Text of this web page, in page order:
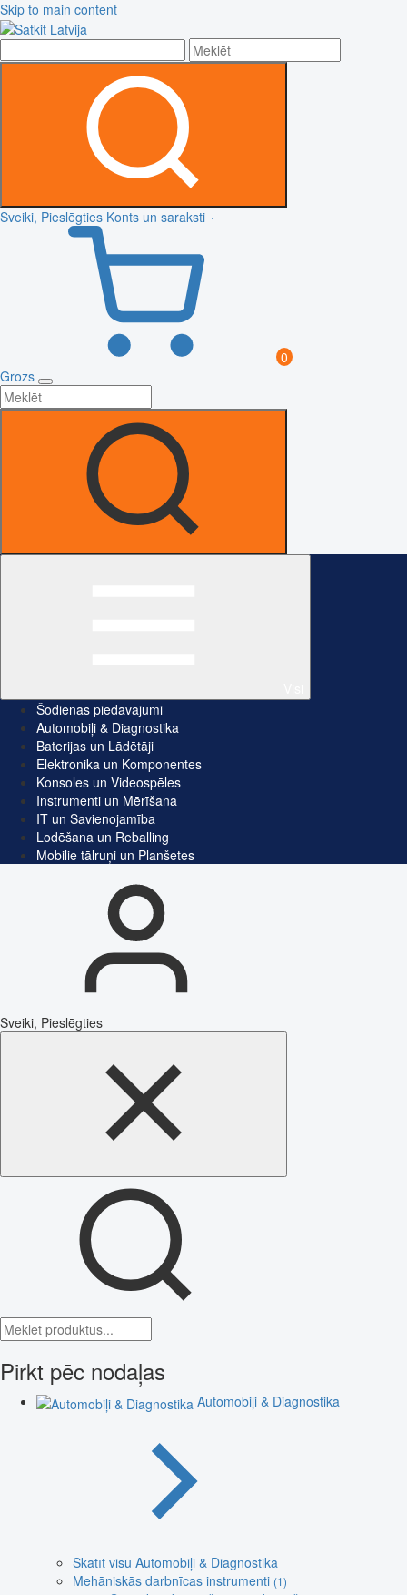
Skip to main content
Sveiki, Pieslēgties Konts un saraksti
0
Grozs
Šodienas piedāvājumi
Automobiļi & Diagnostika
Baterijas un Lādētāji
Elektronika un Komponentes
Konsoles un Videospēles
Instrumenti un Mērīšana
IT un Savienojamība
Lodēšana un Reballing
Mobilie tālruņi un Planšetes
Sveiki, Pieslēgties
Pirkt pēc nodaļas
Automobiļi & Diagnostika
Skatīt visu Automobiļi & Diagnostika
Mehāniskās darbnīcas instrumenti (1)